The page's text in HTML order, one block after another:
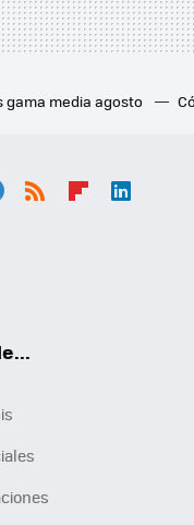
gama media agosto